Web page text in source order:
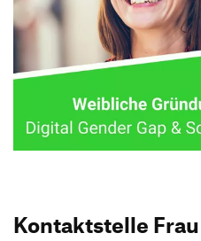
Unternehmen
HfG-Netzwerk
Downloads
Informationsveranstaltungen
Kontakt­stelle